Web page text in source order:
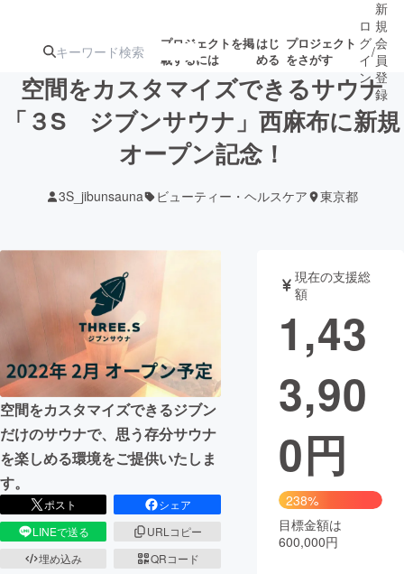
プロジェクトを掲
載するには
はじ
める
プロジェクト
をさがす
注目のリ 注目の新着プロ募集終了が近いプ
テクノロジー・ガジェット
映像・映画 書籍・雑誌
ビジネス・起業 チャレンジ
まちづくり・地域活性化
CAMPFIRE for Social Good CAMPFIRE Creation
CAMPFIREふるさと納税
コミュニティ
ロ
グ
イ
ン
/
新
規
会
員
登
録
空間をカスタマイズできるサウナ
「３S ジブンサウナ」西麻布に新規
オープン記念！
3S_jibunsauna ビューティー・ヘルスケア 東京都
空間をカスタマイズできるジブン
だけのサウナで、思う存分サウナ
を楽しめる環境をご提供いたしま
す。
ポスト
シェア
LINEで送る
URLコピー
埋め込み
QRコード
現在の支援総
額
1,43
3,90
0円
238%
目標金額は
600,000円